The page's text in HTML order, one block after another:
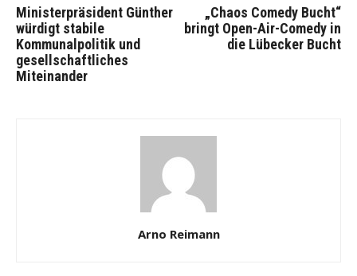
Ministerpräsident Günther
würdigt stabile
Kommunalpolitik und
gesellschaftliches
Miteinander
„Chaos Comedy Bucht“
bringt Open-Air-Comedy in
die Lübecker Bucht
Arno Reimann